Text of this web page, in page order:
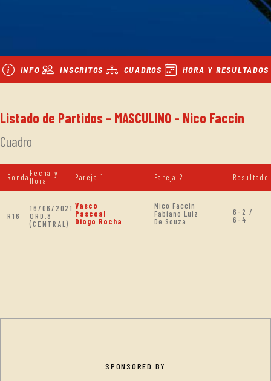
INFO INSCRITOS CUADROS HORA Y RESULTADOS
Listado de Partidos - MASCULINO - Nico Faccin
Cuadro
Ronda Fecha y
Hora
Pareja 1 Pareja 2 Resultado
R16
16/06/2021
ORD.8
(CENTRAL)
Vasco
Pascoal
Diogo Rocha
Nico Faccin
Fabiano Luiz
De Souza
6-2 /
6-4
SPONSORED BY